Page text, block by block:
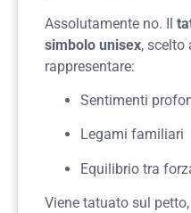
Assolutamente no. Il
simbolo unisex, scelto
rappresentare:
Sentimenti
Legami familiari
Equilibrio tra
Viene tatuato sul